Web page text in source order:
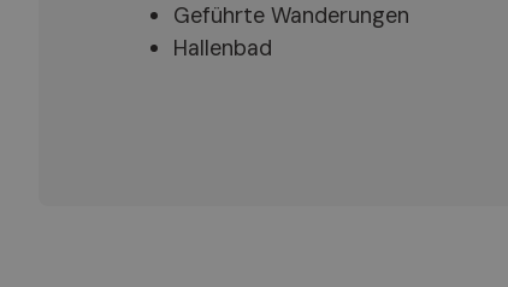
Geführte Wanderungen
Hallenbad